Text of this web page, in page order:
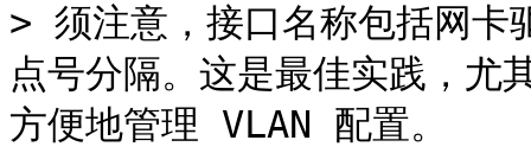
> 须注意，接口名称包括网卡
点号分隔。这是最佳实践，
方便地管理 VLAN 配置。